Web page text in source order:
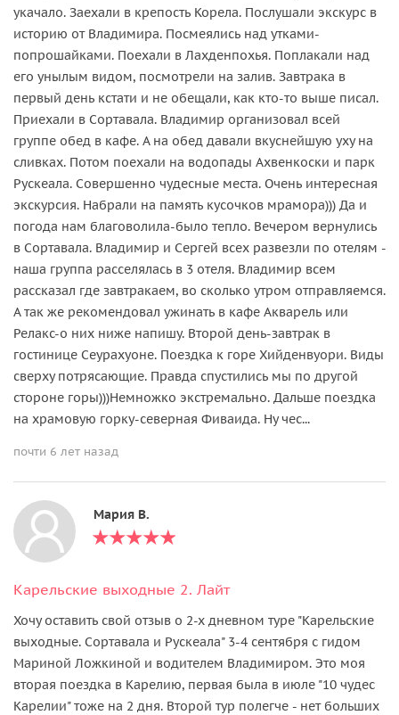
укачало. Заехали в крепость Корела. Послушали экскурс в
историю от Владимира. Посмеялись над утками-
попрошайками. Поехали в Лахденпохья. Поплакали над
его унылым видом, посмотрели на залив. Завтрака в
первый день кстати и не обещали, как кто-то выше писал.
Приехали в Сортавала. Владимир организовал всей
группе обед в кафе. А на обед давали вкуснейшую уху на
сливках. Потом поехали на водопады Ахвенкоски и парк
Рускеала. Совершенно чудесные места. Очень интересная
экскурсия. Набрали на память кусочков мрамора))) Да и
погода нам благоволила-было тепло. Вечером вернулись
в Сортавала. Владимир и Сергей всех развезли по отелям -
наша группа расселялась в 3 отеля. Владимир всем
рассказал где завтракаем, во сколько утром отправляемся.
А так же рекомендовал ужинать в кафе Акварель или
Релакс-о них ниже напишу. Второй день-завтрак в
гостинице Сеурахуоне. Поездка к горе Хийденвуори. Виды
сверху потрясающие. Правда спустились мы по другой
стороне горы)))Немножко экстремально. Дальше поездка
на храмовую горку-северная Фиваида. Ну чес...
почти 6 лет назад
Мария В.
Карельские выходные 2. Лайт
Хочу оставить свой отзыв о 2-х дневном туре "Карельские
выходные. Сортавала и Рускеала" 3-4 сентября с гидом
Мариной Ложкиной и водителем Владимиром. Это моя
вторая поездка в Карелию, первая была в июле "10 чудес
Карелии" тоже на 2 дня. Второй тур полегче - нет больших